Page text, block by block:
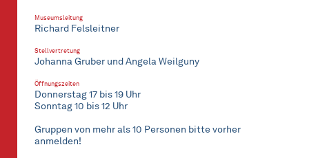
Museumsleitung
Richard Felsleitner
Stellvertretung
Johanna Gruber und Angela Weilguny
Öffnungszeiten
Donnerstag 17 bis 19 Uhr
Sonntag 10 bis 12 Uhr
Gruppen von mehr als 10 Personen bitte vorher
anmelden!